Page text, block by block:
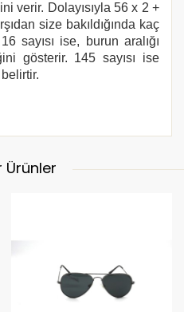
verir. Dolayısıyla 56 x 2 +
size bakıldığında kaç
sayısı ise, burun aralığı
gösterir. 145 sayısı ise
Ürünler